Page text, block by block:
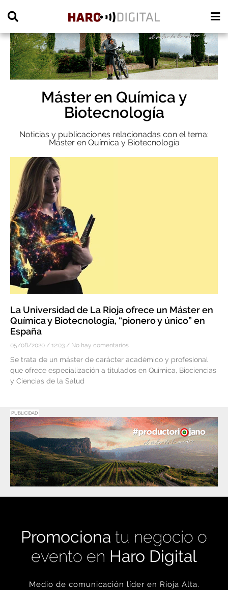
Máster en Química y
Biotecnología
Noticias y publicaciones relacionadas con el tema:
Máster en Química y Biotecnología
La Universidad de La Rioja ofrece un Máster en
Química y Biotecnología, “pionero y único” en
España
05/08/2020 12:03 No hay comentarios
Se trata de un máster de carácter académico y profesional
que ofrece especialización a titulados en Química, Biociencias
y Ciencias de la Salud
PUBLICIDAD
Promociona tu negocio o
evento en Haro Digital
Medio de comunicación líder en Rioja Alta.